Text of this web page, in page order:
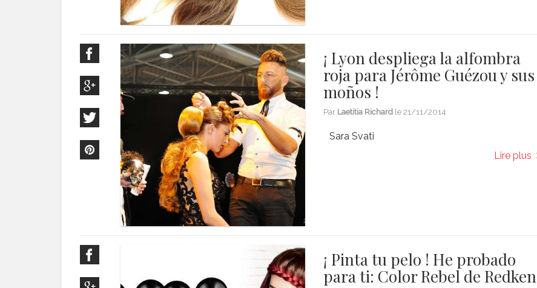
¡ Lyon despliega la alfombra
roja para Jérôme Guézou y sus
moños !
Par Laetitia Richard le21/11/2014
Sara Svati
Lire plus
¡ Pinta tu pelo ! He probado
para ti: Color Rebel de Redken